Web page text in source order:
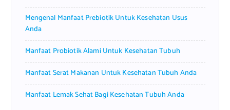
Mengenal Manfaat Prebiotik Untuk Kesehatan Usus
Anda
Manfaat Probiotik Alami Untuk Kesehatan Tubuh
Manfaat Serat Makanan Untuk Kesehatan Tubuh Anda
Manfaat Lemak Sehat Bagi Kesehatan Tubuh Anda